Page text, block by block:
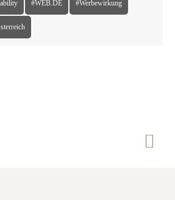
#WEB.DE #Werbewirkung
